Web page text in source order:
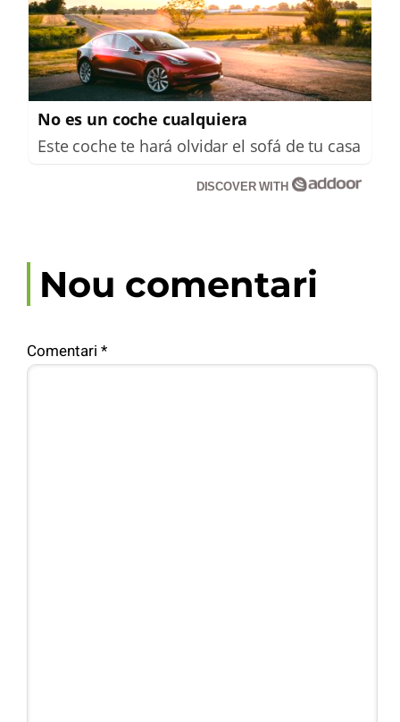
No es un coche cualquiera
Este coche te hará olvidar el sofá de tu casa
DISCOVER WITH
Nou comentari
Comentari *